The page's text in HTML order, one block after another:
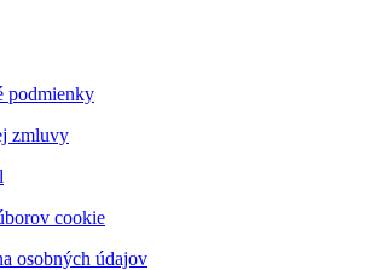
podmienky
zmluvy
cookie
osobných údajov